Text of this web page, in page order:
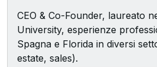
sportive in tutta Italia, cercando
semplificare e far crescere
Ho visto personalmente le sfide
CEO & Co-Founder, laureato
University, esperienze
Spagna e Florida in diversi
estate, sales).